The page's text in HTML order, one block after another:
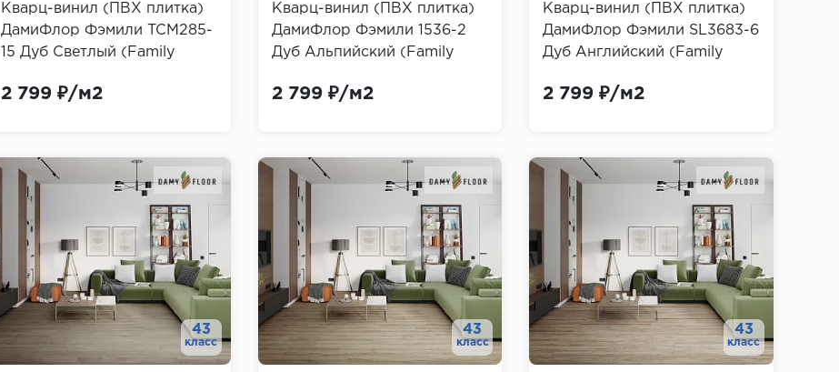
Кварц-винил (ПВХ плитка)
ДамиФлор Фэмили TCM285-
15 Дуб Светлый (Family
2 799 ₽/м2
Кварц-винил (ПВХ плитка)
ДамиФлор Фэмили 1536-2
Дуб Альпийский (Family
2 799 ₽/м2
Кварц-винил (ПВХ плитка)
ДамиФлор Фэмили SL3683-6
Дуб Английский (Family
2 799 ₽/м2
43
класс
43
класс
43
класс